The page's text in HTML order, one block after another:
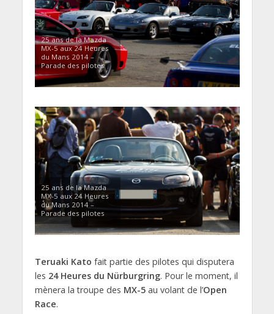
25 ans de la Mazda
MX-5 aux 24 Heures
du Mans 2014 –
Parade des pilotes
25 ans de la Mazda
MX-5 aux 24 Heures
du Mans 2014 –
Parade des pilotes
Teruaki Kato fait partie des pilotes qui disputera
les 24 Heures du Nürburgring. Pour le moment, il
mènera la troupe des MX-5au volant de l’Open
Race.